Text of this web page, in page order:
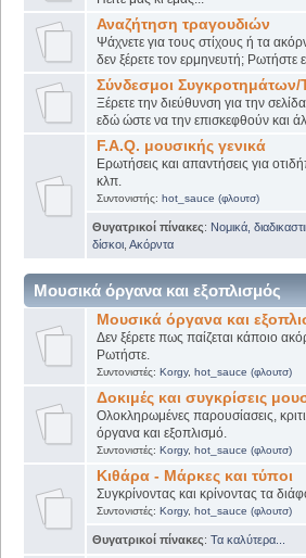
Αναζήτηση τραγουδιών
Ψάχνετε για τους στίχους ή τα
δεν ξέρετε τον ερμηνευτή; Ρωτήστε
Σύνδεσμοι
Ξέρετε την διεύθυνση για την
εδώ ώστε να την επισκεφθούν και
F.A.Q. μουσικής γενικά
Ερωτήσεις και απαντήσεις για
κλπ.
Συντονιστής: hot_sauce (φλουτσ)
Θυγατρικοί πίνακες: Νομικά,
δίσκοι Ακόρντα
Μουσικά όργανα και εξοπλισμός
Μουσικά όργανα και
Δεν ξέρετε πως παίζεται κάποιο
Ρωτήστε.
Συντονιστές: Korgy, hot_sauce (φλουτσ)
Δοκιμές και συγκρίσεις
Ολοκληρωμένες παρουσίασεις,
όργανα και εξοπλισμό.
Συντονιστές: Korgy, hot_sauce (φλουτσ)
Κιθάρα - Μάρκες και τύποι
Συγκρίνοντας και κρίνοντας τα
Συντονιστές: Korgy, hot_sauce (φλουτσ)
Θυγατρικοί πίνακες: Τα καλύτερα...